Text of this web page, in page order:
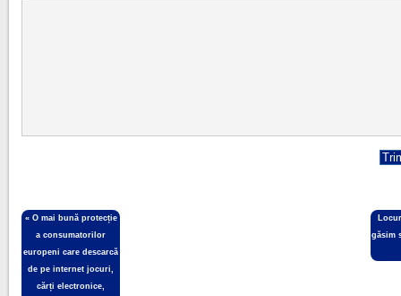
« O mai bună protecție
a consumatorilor
europeni care descarcă
de pe internet jocuri,
cărți electronice,
găsim